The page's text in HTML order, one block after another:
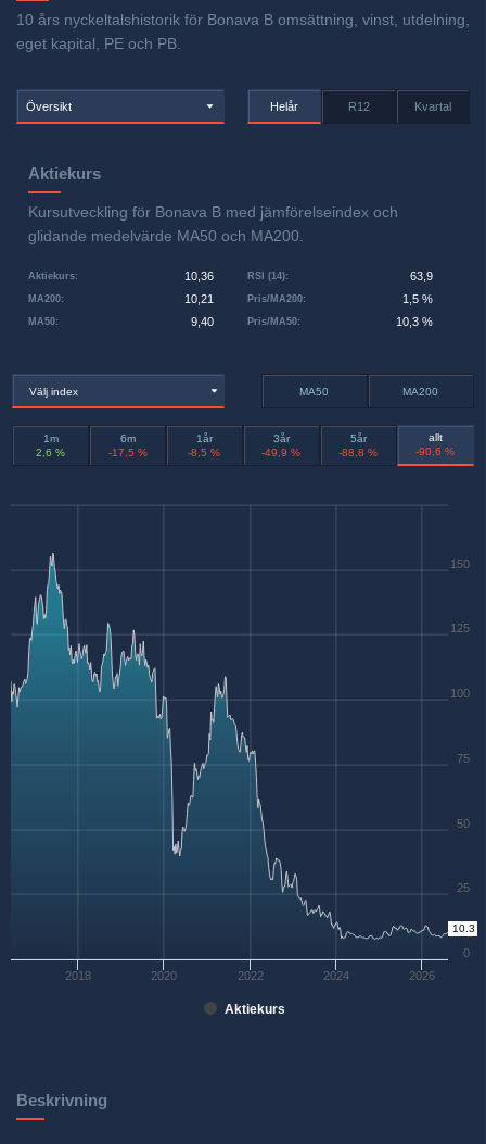
10 års nyckeltalshistorik för Bonava B omsättning, vinst, utdelning,
eget kapital, PE och PB.
Översikt Helår R12 Kvartal
Aktiekurs
Kursutveckling för Bonava B med jämförelseindex och
glidande medelvärde MA50 och MA200.
Aktiekurs: 10,36
MA50: 9,40
MA200: 10,21 Pris/MA200: 1,5 %
RSI (14): 63,9
Pris/MA50: 10,3 %
Välj index MA50 MA200
1m
2,6 %
6m
-17,5 %
1år
-8,5 %
3år
-49,9 %
5år
-88,8 %
allt
-90,6 %
Aktiekurs
2018 2020 2022 2024 2026
0
25
50
75
100
125
150
10.3
Beskrivning